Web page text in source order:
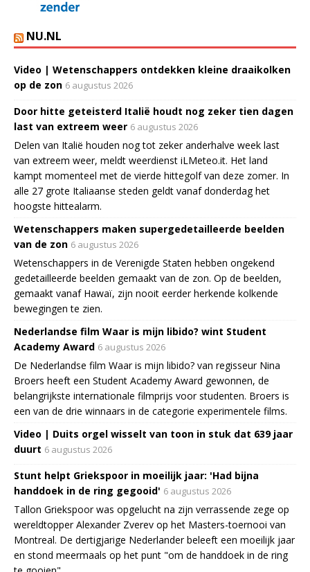
NU.NL
Video | Wetenschappers ontdekken kleine draaikolken
op de zon 6 augustus 2026
Door hitte geteisterd Italië houdt nog zeker tien dagen
last van extreem weer 6 augustus 2026
Delen van Italië houden nog tot zeker anderhalve week last
van extreem weer, meldt weerdienst iLMeteo.it. Het land
kampt momenteel met de vierde hittegolf van deze zomer. In
alle 27 grote Italiaanse steden geldt vanaf donderdag het
hoogste hittealarm.
Wetenschappers maken supergedetailleerde beelden
van de zon 6 augustus 2026
Wetenschappers in de Verenigde Staten hebben ongekend
gedetailleerde beelden gemaakt van de zon. Op de beelden,
gemaakt vanaf Hawaï, zijn nooit eerder herkende kolkende
bewegingen te zien.
Nederlandse film Waar is mijn libido? wint Student
Academy Award 6 augustus 2026
De Nederlandse film Waar is mijn libido? van regisseur Nina
Broers heeft een Student Academy Award gewonnen, de
belangrijkste internationale filmprijs voor studenten. Broers is
een van de drie winnaars in de categorie experimentele films.
Video | Duits orgel wisselt van toon in stuk dat 639 jaar
duurt 6 augustus 2026
Stunt helpt Griekspoor in moeilijk jaar: 'Had bijna
handdoek in de ring gegooid' 6 augustus 2026
Tallon Griekspoor was opgelucht na zijn verrassende zege op
wereldtopper Alexander Zverev op het Masters-toernooi van
Montreal. De dertigjarige Nederlander beleeft een moeilijk jaar
en stond meermaals op het punt "om de handdoek in de ring